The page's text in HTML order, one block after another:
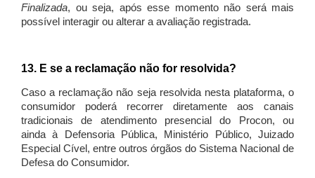
Finalizada, ou seja, após esse momento não será mais
possível interagir ou alterar a avaliação registrada.
13. E se a reclamação não for resolvida?
Caso a reclamação não seja resolvida nesta plataforma, o
consumidor poderá recorrer diretamente aos canais
tradicionais de atendimento presencial do Procon, ou
ainda à Defensoria Pública, Ministério Público, Juizado
Especial Cível, entre outros órgãos do Sistema Nacional de
Defesa do Consumidor.